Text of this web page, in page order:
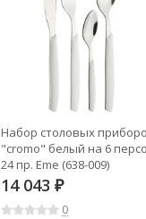
Набор столовых
"cromo" белый на 6
24 пр. Eme (638-009)
14 043 ₽
0